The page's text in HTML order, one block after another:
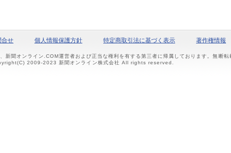
合せ 個人情報保護方針 特定商取引法に基づく表示 著作権情報
聞オンライン.COM運営者および正当な権利を有する第三者に帰属しております。無断転
2009-2023 新聞オンライン株式会社 All rights reserved.